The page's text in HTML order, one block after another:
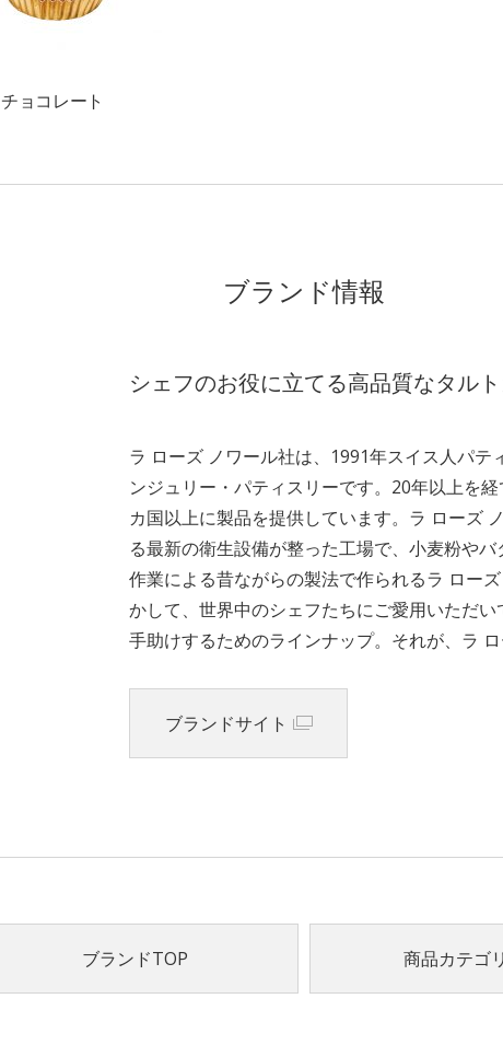
チョコレート
ブランド情報
シェフのお役に立てる高品質なタル
ラ ローズ ノワール社は、1991年スイス人パ
ンジュリー・パティスリーです。20年以上を
カ国以上に製品を提供しています。ラ ローズ
る最新の衛生設備が整った工場で、小麦粉や
作業による昔ながらの製法で作られるラ ロー
かして、世界中のシェフたちにご愛用いただ
手助けするためのラインナップ。それが、ラ
ブランドサイト
ブランドTOP 商品カテゴ